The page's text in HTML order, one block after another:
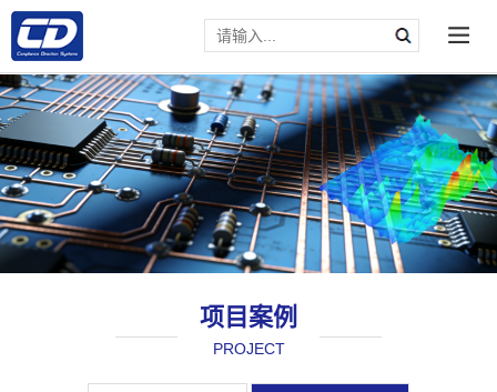
项目案例
请输入文本内容
PROJECT